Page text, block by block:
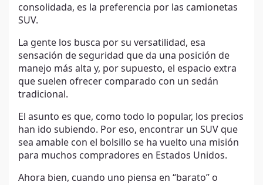
consolidada, es la preferencia por las camionetas
SUV.
La gente los busca por su versatilidad, esa
sensación de seguridad que da una posición de
manejo más alta y, por supuesto, el espacio extra
que suelen ofrecer comparado con un sedán
tradicional.
El asunto es que, como todo lo popular, los precios
han ido subiendo. Por eso, encontrar un SUV que
sea amable con el bolsillo se ha vuelto una misión
para muchos compradores en Estados Unidos.
Ahora bien, cuando uno piensa en “barato” o